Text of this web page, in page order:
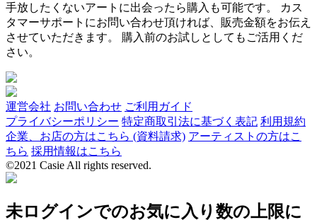
手放したくないアートに出会ったら購入も可能です。 カス
タマーサポートにお問い合わせ頂ければ、販売金額をお伝え
させていただきます。 購入前のお試しとしてもご活用くだ
さい。
運営会社 お問い合わせ ご利用ガイド
プライバシーポリシー 特定商取引法に基づく表記 利用規約
企業、お店の方はこちら (資料請求) アーティストの方はこ
ちら 採用情報はこちら
©2021 Casie All rights reserved.
未ログインでのお気に入り数の上限に